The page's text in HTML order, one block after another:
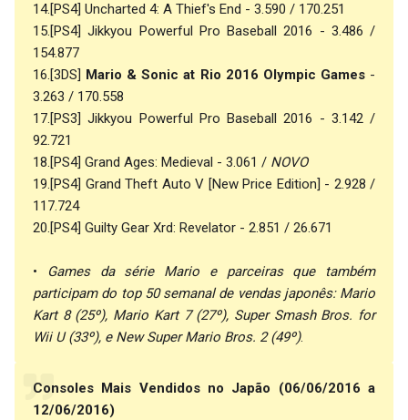
14.[PS4] Uncharted 4: A Thief's End - 3.590 / 170.251
15.[PS4] Jikkyou Powerful Pro Baseball 2016 - 3.486 /
154.877
16.[3DS] Mario & Sonic at Rio 2016 Olympic Games-
3.263 / 170.558
17.[PS3] Jikkyou Powerful Pro Baseball 2016 - 3.142 /
92.721
18.[PS4] Grand Ages: Medieval - 3.061 / NOVO
19.[PS4] Grand Theft Auto V [New Price Edition] - 2.928 /
117.724
20.[PS4] Guilty Gear Xrd: Revelator - 2.851 / 26.671
•
Games da série Mario e parceiras que também
participam do top 50 semanal de vendas japonês: Mario
Kart 8 (25º), Mario Kart 7 (27º), Super Smash Bros. for
Wii U (33º), e New Super Mario Bros. 2 (49º).
Consoles Mais Vendidos no Japão (06/06/2016 a
12/06/2016)